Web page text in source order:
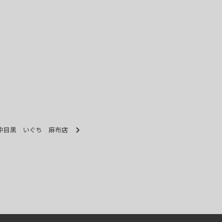
目黒 いぐち 麻布店